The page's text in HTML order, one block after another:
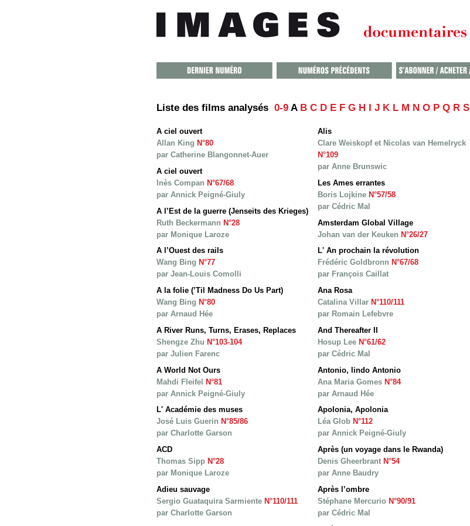
Liste des films analysés 0-9 A B C D E F G H I J K L M N O P Q R S
A ciel ouvert
Allan King N°80
par Catherine Blangonnet-Auer
A ciel ouvert
Inès Compan N°67/68
par Annick Peigné-Giuly
A l’Est de la guerre (Jenseits des Krieges)
Ruth Beckermann N°28
par Monique Laroze
A l’Ouest des rails
Wang Bing N°77
par Jean-Louis Comolli
A la folie (’Til Madness Do Us Part)
Wang Bing N°80
par Arnaud Hée
A River Runs, Turns, Erases, Replaces
Shengze Zhu N°103-104
par Julien Farenc
A World Not Ours
Mahdi Fleifel N°81
par Annick Peigné-Giuly
L' Académie des muses
José Luis Guerin N°85/86
par Charlotte Garson
ACD
Thomas Sipp N°28
par Monique Laroze
Adieu sauvage
Sergio Guataquira Sarmiente N°110/111
par Charlotte Garson
Alis
Clare Weiskopf et Nicolas van Hemelryck
N°109
par Anne Brunswic
Les Ames errantes
Boris Lojkine N°57/58
par Cédric Mal
Amsterdam Global Village
Johan van der KeukenN°26/27
L' An prochain la révolution
Frédéric Goldbronn N°67/68
par François Caillat
Ana Rosa
Catalina Villar N°110/111
par Romain Lefebvre
And Thereafter II
Hosup Lee N°61/62
par Cédric Mal
Antonio, lindo Antonio
Ana Maria GomesN°84
par Arnaud Hée
Apolonia, Apolonia
Léa Glob N°112
par Annick Peigné-Giuly
Après (un voyage dans le Rwanda)
Denis Gheerbrant N°54
par Anne Baudry
Après l’ombre
Stéphane Mercurio N°90/91
par Cédric Mal